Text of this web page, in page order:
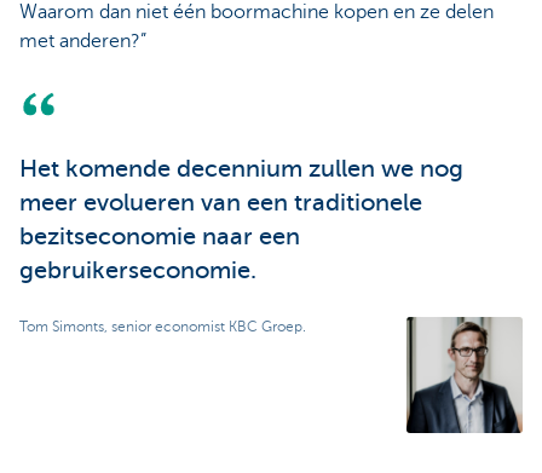
Waarom dan niet één boormachine kopen en ze delen
met anderen?”
Het komende decennium zullen we nog
meer evolueren van een traditionele
bezitseconomie naar een
gebruikerseconomie.
Tom Simonts, senior economist KBC Groep.